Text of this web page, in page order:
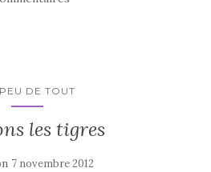
DE TOUT
les tigres
7 novembre 2012